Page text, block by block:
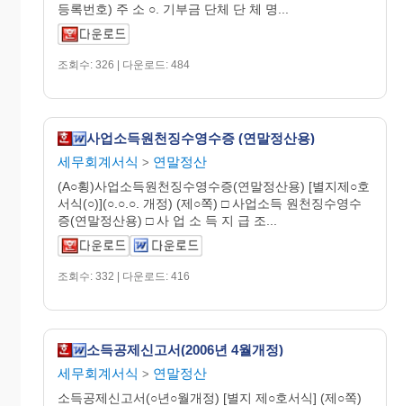
등록번호) 주 소 ○. 기부금 단체 단 체 명...
조회수: 326 | 다운로드: 484
사업소득원천징수영수증 (연말정산용)
세무회계서식 > 연말정산
(A○횡)사업소득원천징수영수증(연말정산용) [별지제○호
서식(○)](○.○.○. 개정) (제○쪽) □ 사업소득 원천징수영수
증(연말정산용) □ 사 업 소 득 지 급 조...
조회수: 332 | 다운로드: 416
소득공제신고서(2006년 4월개정)
세무회계서식 > 연말정산
소득공제신고서(○년○월개정) [별지 제○호서식] (제○쪽)